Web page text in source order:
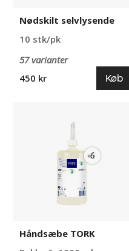
Nødskilt selvlysende
10 stk/pk
57 varianter
450 kr
Køb
Håndsæbe TORK